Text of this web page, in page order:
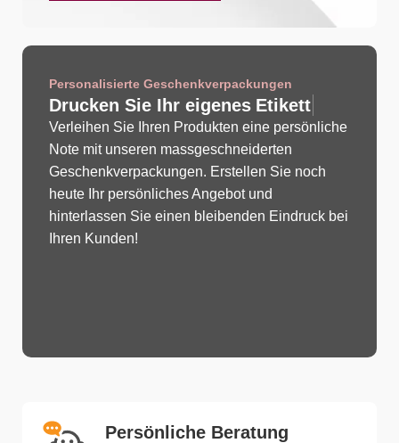
Personalisierte Geschenkverpackungen
Drucken Sie Ihr eigenes Eti kett
Verleihen Sie Ihren Produkten eine persönliche
Note mit unseren massgeschneiderten
Geschenkverpackungen. Erstellen Sie noch
heute Ihr persönliches Angebot und
hinterlassen Sie einen bleibenden Eindruck bei
Ihren Kunden!
Persönliche Beratung